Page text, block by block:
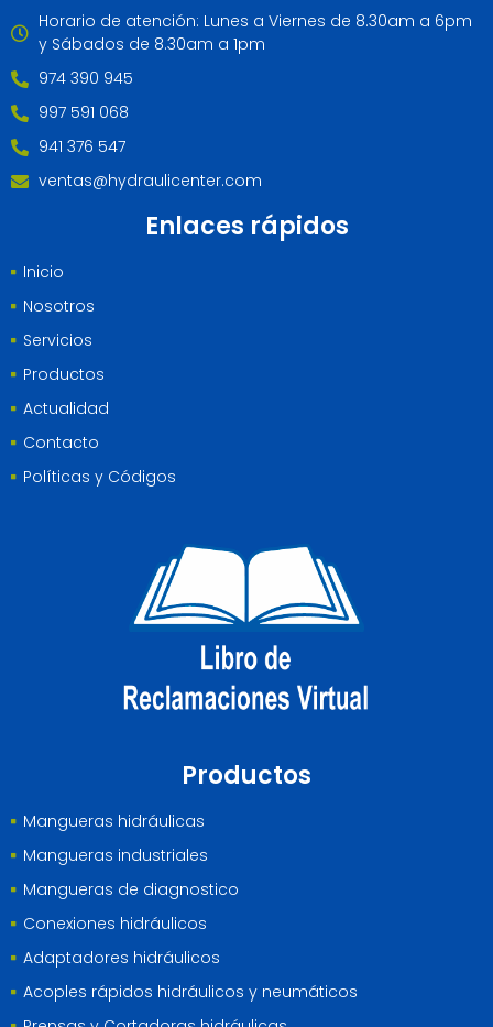
Horario de atención: Lunes a Viernes de 8.30am a 6pm
y Sábados de 8.30am a 1pm
974 390 945
997 591 068
941 376 547
ventas@hydraulicenter.com
Enlaces rápidos
Inicio
Nosotros
Servicios
Productos
Actualidad
Contacto
Políticas y Códigos
Productos
Mangueras hidráulicas
Mangueras industriales
Mangueras de diagnostico
Conexiones hidráulicos
Adaptadores hidráulicos
Acoples rápidos hidráulicos y neumáticos